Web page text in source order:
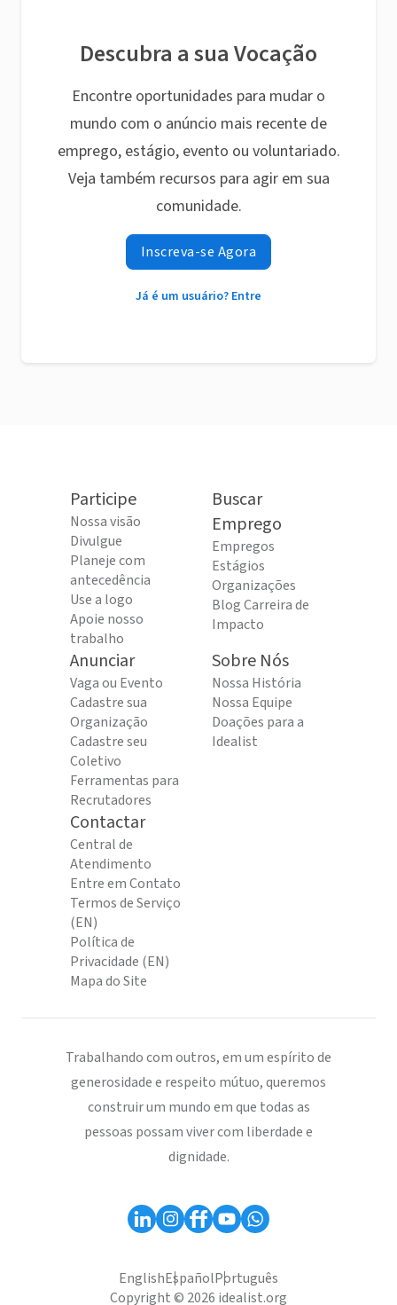
Descubra a sua Vocação
Encontre oportunidades para mudar o
mundo com o anúncio mais recente de
emprego, estágio, evento ou voluntariado.
Veja também recursos para agir em sua
comunidade.
Inscreva-se Agora
Já é um usuário? Entre
Participe
Nossa visão
Divulgue
Planeje com
antecedência
Use a logo
Apoie nosso
trabalho
Buscar
Emprego
Empregos
Estágios
Organizações
Blog Carreira de
Impacto
Anunciar
Vaga ou Evento
Cadastre sua
Organização
Cadastre seu
Coletivo
Ferramentas para
Recrutadores
Sobre Nós
Nossa História
Nossa Equipe
Doações para a
Idealist
Contactar
Central de
Atendimento
Entre em Contato
Termos de Serviço
(EN)
Política de
Privacidade (EN)
Mapa do Site
Trabalhando com outros, em um espírito de
generosidade e respeito mútuo, queremos
construir um mundo em que todas as
pessoas possam viver com liberdade e
dignidade.
EnglishEspañolPortuguês
Copyright © 2026 idealist.org